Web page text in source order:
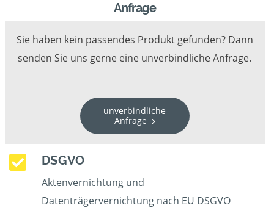
Anfrage
Sie haben kein passendes Produkt gefunden? Dann
senden Sie uns gerne eine unverbindliche Anfrage.
unverbindliche
Anfrage
DSGVO
Aktenvernichtung und
Datenträgervernichtung nach EU DSGVO